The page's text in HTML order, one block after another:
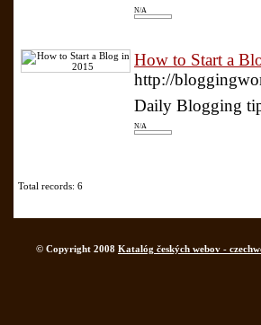
N/A
How to Start a
http://
Daily Blogging
N/A
Total records: 6
© Copyright 2008 Katalóg českých webov -